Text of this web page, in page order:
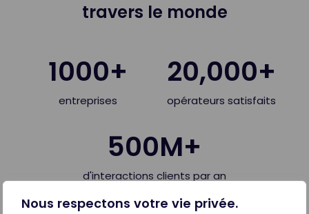
Nous respectons votre vie privée.
travers le monde
1000+
entreprises
20,000+
opérateurs satisfaits
500M+
d'interactions clients par an